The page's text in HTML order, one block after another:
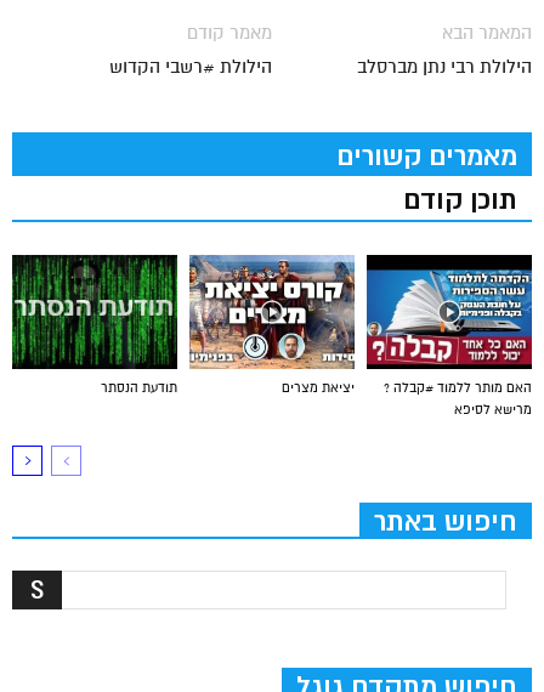
מאמר קודם
הילולת #רשבי הקדוש
המאמר הבא
הילולת רבי נתן מברסלב
מאמרים קשורים
תוכן קודם
תודעת הנסתר יציאת מצרים
האם מותר ללמוד #קבלה ?
מרישא לסיפא
חיפוש באתר